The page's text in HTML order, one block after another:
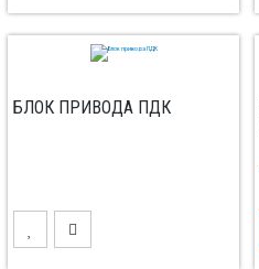
БЛОК ПРИВОДА ПДК